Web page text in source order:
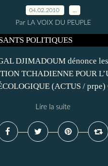
04.02.2010
Par LA VOIX DU PEUPLE
DJIMADOUM dénonce
TCHADIENNE POUR
(ACTUS / prpe)
Lire la suite